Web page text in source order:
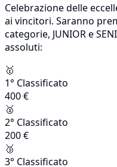
Celebrazione delle
ai vincitori. Saranno
categorie, JUNIOR e
assoluti:
🥇
1° Classificato
400 €
🥈
2° Classificato
200 €
🥉
3° Classificato